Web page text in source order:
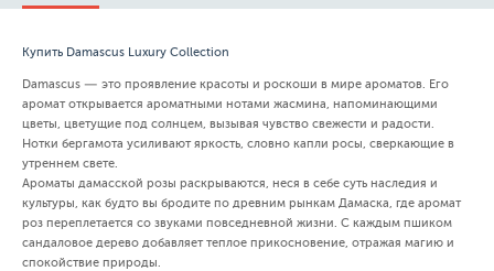
Купить Damascus Luxury Collection
Damascus — это проявление красоты и роскоши в мире ароматов. Его
аромат открывается ароматными нотами жасмина, напоминающими
цветы, цветущие под солнцем, вызывая чувство свежести и радости.
Нотки бергамота усиливают яркость, словно капли росы, сверкающие в
утреннем свете.
Ароматы дамасской розы раскрываются, неся в себе суть наследия и
культуры, как будто вы бродите по древним рынкам Дамаска, где аромат
роз переплетается со звуками повседневной жизни. С каждым пшиком
сандаловое дерево добавляет теплое прикосновение, отражая магию и
спокойствие природы.